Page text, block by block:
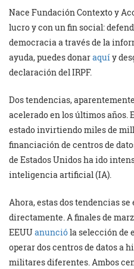
Nace Fundación Contexto y
lucro y con un fin social:
democracia a través de la
ayuda, puedes donaraquíy
declaración del IRPF.
Dos tendencias,
acelerado en los últimos años.
estado invirtiendo miles de
financiación de centros de
de Estados Unidos ha ido
inteligencia artificial (IA).
Ahora, estas dos tendencias
directamente. A finales de
EEUUanuncióla selección de
operar dos centros de datos a
militares diferentes. Ambos